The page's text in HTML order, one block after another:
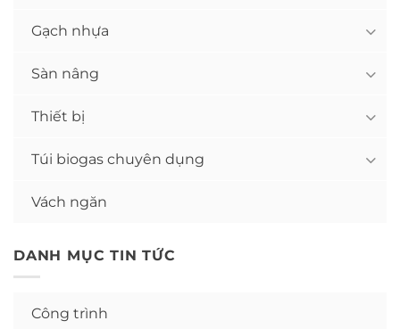
Gạch nhựa
Sàn nâng
Thiết bị
Túi biogas chuyên dụng
Vách ngăn
DANH MỤC TIN TỨC
Công trình